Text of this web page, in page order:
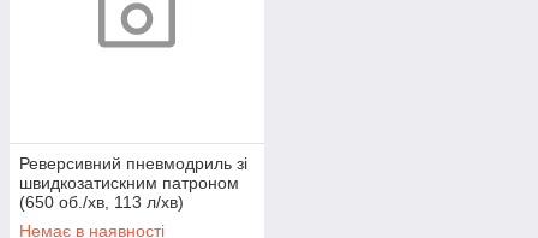
Реверсивний пневмодриль зі
швидкозатискним патроном
(650 об./хв, 113 л/хв)
FORSAGE F-ST-4441C
Немає в наявності